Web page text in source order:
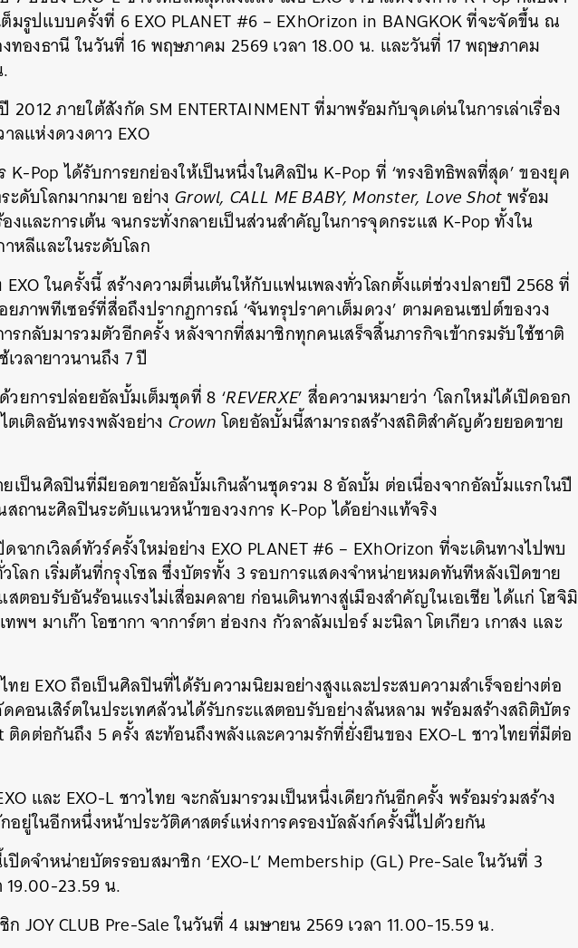
มรูปแบบครั้งที่ 6 EXO PLANET #6 – EXhOrizon in BANGKOK ที่จะจัดขึ้น ณ
ทองธานี ในวันที่ 16 พฤษภาคม 2569 เวลา 18.00 น. และวันที่ 17 พฤษภาคม
2012 ภายใต้สังกัด SM ENTERTAINMENT ที่มาพร้อมกับจุดเด่นในการเล่าเรื่อง
ลแห่งดวงดาว EXO
K-Pop ได้รับการยกย่องให้เป็นหนึ่งในศิลปิน K-Pop ที่ ‘ทรงอิทธิพลที่สุด’ ของยุค
ะดับโลกมากมาย อย่าง Growl, CALL ME BABY, Monster, Love Shotพร้อม
งและการเต้น จนกระทั่งกลายเป็นส่วนสำคัญในการจุดกระแส K-Pop ทั้งใน
หลีและในระดับโลก
ในครั้งนี้ สร้างความตื่นเต้นให้กับแฟนเพลงทั่วโลกตั้งแต่ช่วงปลายปี 2568 ที่
ภาพทีเซอร์ที่สื่อถึงปรากฏการณ์ ‘จันทรุปราคาเต็มดวง’ ตามคอนเซปต์ของวง
กลับมารวมตัวอีกครั้ง หลังจากที่สมาชิกทุกคนเสร็จสิ้นภารกิจเข้ากรมรับใช้ชาติ
วลายาวนานถึง 7 ปี
ยการปล่อยอัลบั้มเต็มชุดที่ 8 ‘REVERXE’ สื่อความหมายว่า ‘โลกใหม่ได้เปิดออก
ตเติลอันทรงพลังอย่าง Crownโดยอัลบั้มนี้สามารถสร้างสถิติสำคัญด้วยยอดขาย
ยเป็นศิลปินที่มียอดขายอัลบั้มเกินล้านชุดรวม 8 อัลบั้ม ต่อเนื่องจากอัลบั้มแรกในปี
ถานะศิลปินระดับแนวหน้าของวงการ K-Pop ได้อย่างแท้จริง
ฉากเวิลด์ทัวร์ครั้งใหม่อย่าง EXO PLANET #6 – EXhOrizon ที่จะเดินทางไปพบ
โลก เริ่มต้นที่กรุงโซล ซึ่งบัตรทั้ง 3 รอบการแสดงจำหน่ายหมดทันทีหลังเปิดขาย
สตอบรับอันร้อนแรงไม่เสื่อมคลาย ก่อนเดินทางสู่เมืองสำคัญในเอเชีย ได้แก่ โฮจิมิ
พฯ มาเก๊า โอซากา จาการ์ตา ฮ่องกง กัวลาลัมเปอร์ มะนิลา โตเกียว เกาสง และ
ทย EXO ถือเป็นศิลปินที่ได้รับความนิยมอย่างสูงและประสบความสำเร็จอย่างต่อ
คอนเสิร์ตในประเทศล้วนได้รับกระแสตอบรับอย่างล้นหลาม พร้อมสร้างสถิติบัตร
ติดต่อกันถึง 5 ครั้ง สะท้อนถึงพลังและความรักที่ยั่งยืนของ EXO-L ชาวไทยที่มีต่อ
และ EXO-L ชาวไทย จะกลับมารวมเป็นหนึ่งเดียวกันอีกครั้ง พร้อมร่วมสร้าง
อยู่ในอีกหนึ่งหน้าประวัติศาสตร์แห่งการครองบัลลังก์ครั้งนี้ไปด้วยกัน
ปิดจำหน่ายบัตรรอบสมาชิก ‘EXO-L’ Membership (GL) Pre-Sale ในวันที่ 3
19.00-23.59 น.
JOY CLUB Pre-Sale ในวันที่ 4 เมษายน 2569 เวลา 11.00-15.59 น.
นหา
SHARE